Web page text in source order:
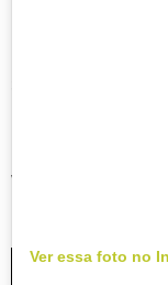
Valley City,
mar, pode ter
Ver essa foto no